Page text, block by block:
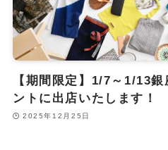
【期間限定】1/7～1/13
ントに出店いたします！
2025年12月25日